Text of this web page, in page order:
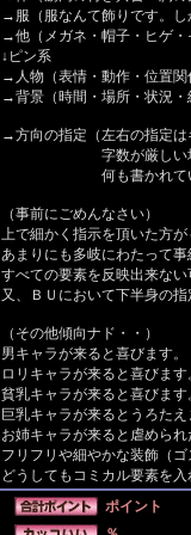
→服（服なんて飾りです。し
→他（メガネ・帽子・ヒゲ・
↓ピン系
→人物（表情・動作・位置関
→背景（時間・場所・状況・
→方向の指定（左右の指定は
字数が厳しい場合「Ｃ
何も書かれていない場
（事前にごめんなさい）
上で細かく指示を頂いた方
あまりにも多岐にわたって
すべての要素を反映出来ない
又、ＢＵにおいて下半身の
（その他傾向ナド・・）
男キャラが来ると喜びます。
ロリキャラが来ると喜びます
貧乳キャラが来ると喜びます
巨乳キャラが来るとうろたえ
お姉キャラが来ると虐められ
フリフリや細やかな装飾（
どうしてもコミカル要素を
ポイント